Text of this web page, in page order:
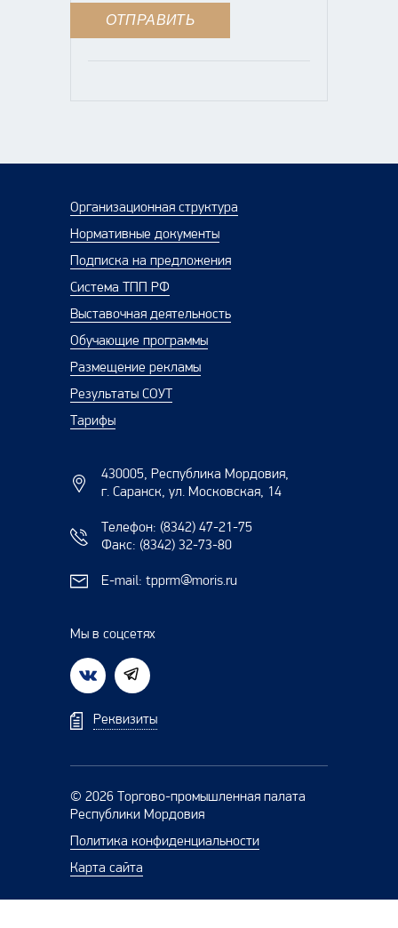
Организационная структура
Нормативные документы
Подписка на предложения
Система ТПП РФ
Выставочная деятельность
Обучающие программы
Размещение рекламы
Результаты СОУТ
Тарифы
430005, Республика Мордовия,
г. Саранск, ул. Московская, 14
Телефон: (8342) 47-21-75
Факс: (8342) 32-73-80
E-mail: tpprm@moris.ru
Мы в соцсетях
Реквизиты
© 2026 Торгово-промышленная палата
Республики Мордовия
Политика конфиденциальности
Карта сайта